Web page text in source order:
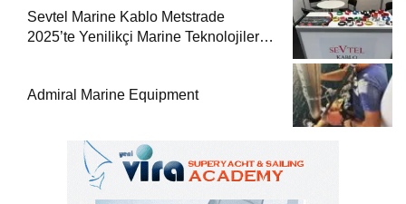
Sevtel Marine Kablo Metstrade
2025’te Yenilikçi Marine Teknolojilerini
Admiral Marine Equipment